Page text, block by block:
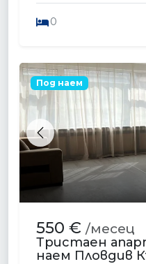
0
Previous
Под наем
550 € /месец
Тристаен
наем Пловдив